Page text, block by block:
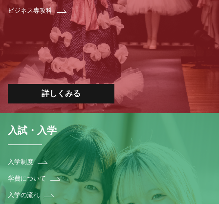
ビジネス専攻科
詳しくみる
入試・入学
入学制度
学費について
入学の流れ